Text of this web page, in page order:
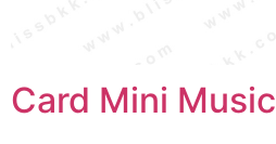
Card Mini Music